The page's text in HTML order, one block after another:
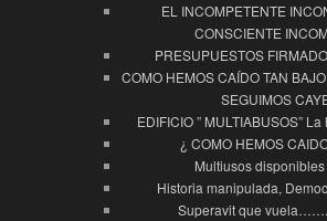
EL INCOMPETENTE
CONSCIENTE
PRESUPUESTOS
COMO HEMOS CAÍDO TAN
SEGUIMOS
EDIFICIO ” MULTIABUSOS”
¿ COMO HEMOS
Multiusos
Historia manipulada,
Superavit que